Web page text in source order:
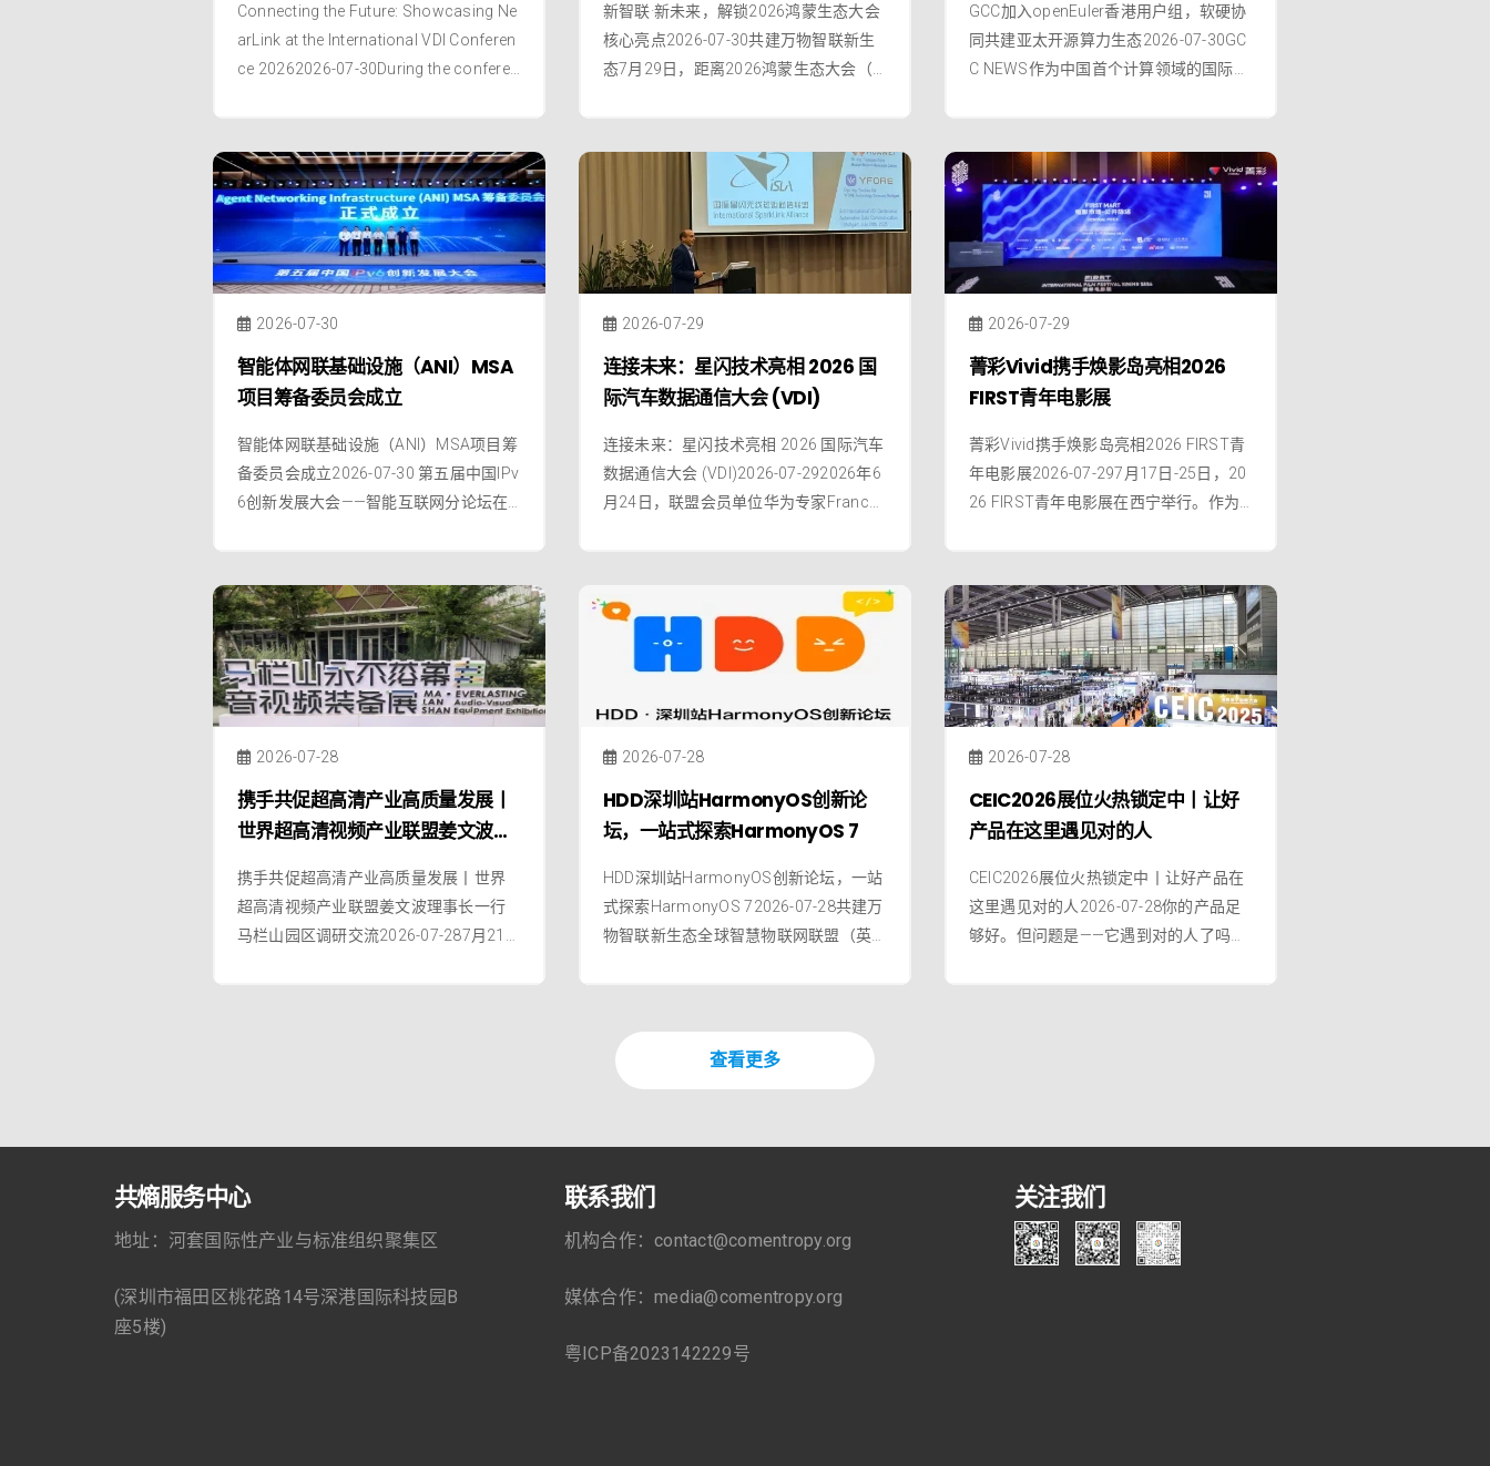
Connecting the Future: Showcasing Ne
arLink at the International VDI Conferen
ce 20262026-07-30During the conferen
新智联·新未来，解锁2026鸿蒙生态大会
核心亮点2026-07-30共建万物智联新生
态7月29日，距离2026鸿蒙生态大会（H
办、鸿蒙生态服务（深圳）有限公司承
办，将于2026年8月29日至30日在深圳
会展中心（福田）隆重举办。作为鸿蒙
GCC加入openEuler香港用户组，软硬协
同共建亚太开源算力生态2026-07-30GC
C NEWS作为中国首个计算领域的国际性
局，相继与多家欧亚伙伴建立了立体化
合作关系。继东南亚Joint Hub成立后，
GCC近日又迈出关键一步——加入open
2026-07-30
智能体网联基础设施（ANI）MSA
项目筹备委员会成立
智能体网联基础设施（ANI）MSA项目筹
备委员会成立2026-07-30 第五届中国IPv
6创新发展大会——智能互联网分论坛在
息通信研究院、华为技术有限公司、阿
里云智能集团承办，全球固定网络创新
联盟（NIDA）协办。
2026-07-29
连接未来：星闪技术亮相 2026 国
际汽车数据通信大会 (VDI)
连接未来：星闪技术亮相 2026 国际汽车
数据通信大会 (VDI)2026-07-292026年6
月24日，联盟会员单位华为专家Frances
al VDI Conference "Automotive Data Co
mmun
2026-07-29
菁彩Vivid携手焕影岛亮相2026
FIRST青年电影展
菁彩Vivid携手焕影岛亮相2026 FIRST青
年电影展2026-07-297月17日-25日，20
26 FIRST青年电影展在西宁举行。作为
终将镜头对准年轻创作者，也不断探索
电影创作、产业与观众之间更多元的连
接方式。今年，菁彩Vivid携手焕
2026-07-28
携手共促超高清产业高质量发展丨
世界超高清视频产业联盟姜文波理
携手共促超高清产业高质量发展丨世界
超高清视频产业联盟姜文波理事长一行
马栏山园区调研交流2026-07-287月21
2026-07-28
HDD深圳站HarmonyOS创新论
坛，一站式探索HarmonyOS 7
HDD深圳站HarmonyOS创新论坛，一站
式探索HarmonyOS 72026-07-28共建万
物智联新生态全球智慧物联网联盟（英
生态伙伴共同发起
2026-07-28
CEIC2026展位火热锁定中丨让好
产品在这里遇见对的人
CEIC2026展位火热锁定中丨让好产品在
这里遇见对的人2026-07-28你的产品足
够好。但问题是——它遇到对的人了吗？
查看更多
共熵服务中心
地址：河套国际性产业与标准组织聚集区
(深圳市福田区桃花路14号深港国际科技园B
座5楼)
联系我们
机构合作：contact@comentropy.org
媒体合作：media@comentropy.org
粤ICP备2023142229号
关注我们